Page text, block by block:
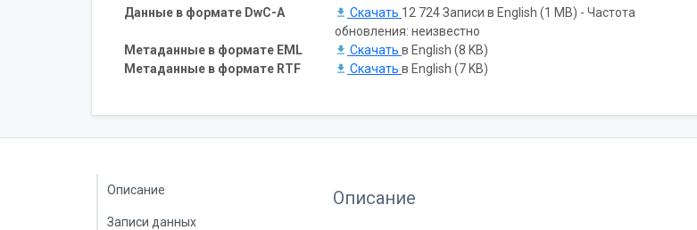
Данные в формате DwC-A
Скачать 12 724 Записи в English (1 MB) - Частота
обновления: неизвестно
Метаданные в формате EML
Скачать в English (8 KB)
Метаданные в формате RTF
Скачать в English (7 KB)
Описание
Записи данных
Описание